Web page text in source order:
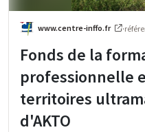
www.centre-inffo.fr ·
Fonds de la
professionnelle
territoires
d'AKTO